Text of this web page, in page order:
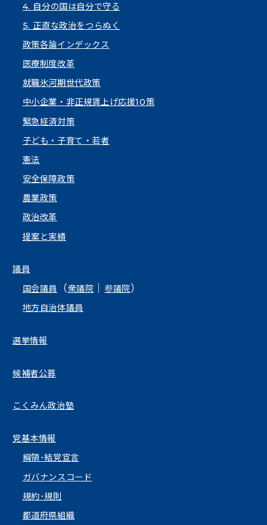
4. 自分の国は自分で守る
5. 正直な政治をつらぬく
政策各論インデックス
医療制度改革
就職氷河期世代政策
中小企業・非正規賃上げ応援10策
緊急経済対策
子ども・子育て・若者
憲法
安全保障政策
農業政策
政治改革
提案と実績
議員
国会議員
（衆議院 ｜参議院）
地方自治体議員
選挙情報
候補者公募
こくみん政治塾
党基本情報
綱領･結党宣言
ガバナンスコード
規約･規則
都道府県組織